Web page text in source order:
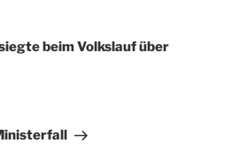
beim Volkslauf über